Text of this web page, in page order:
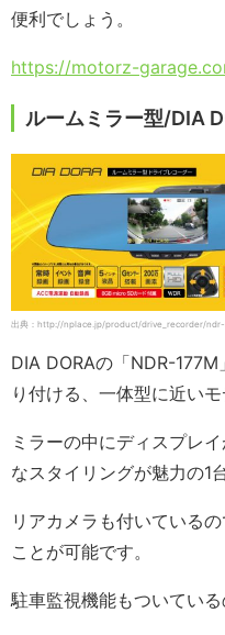
便利でしょう。
https://motorz-
ルームミラー型/DIA
出典：http://nplace.jp/product/drive_recorder/
DIA DORAの「NDR-
り付ける、一体型に近いモ
ミラーの中にディスプレ
なスタイリングが魅力の1台
リアカメラも付いている
ことが可能です。
駐車監視機能もついている